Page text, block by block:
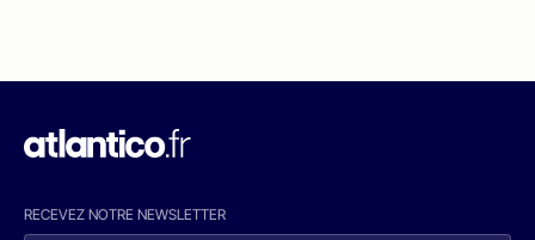
RECEVEZ NOTRE NEWSLETTER